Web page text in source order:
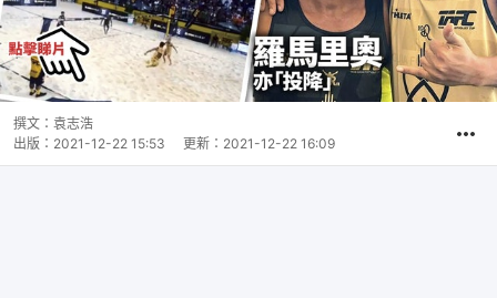
撰文： 袁志浩
出版： 2021-12-22 15:53 更新： 2021-12-22 16:09